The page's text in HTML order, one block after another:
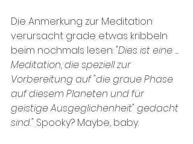
Die Anmerkung zur Meditation
verursacht grade etwas kribbeln
beim nochmals lesen: "Dies ist eine ...
Meditation, die speziell zur
Vorbereitung auf "die graue Phase
auf diesem Planeten und für
geistige Ausgeglichenheit" gedacht
sind." Spooky? Maybe, baby.